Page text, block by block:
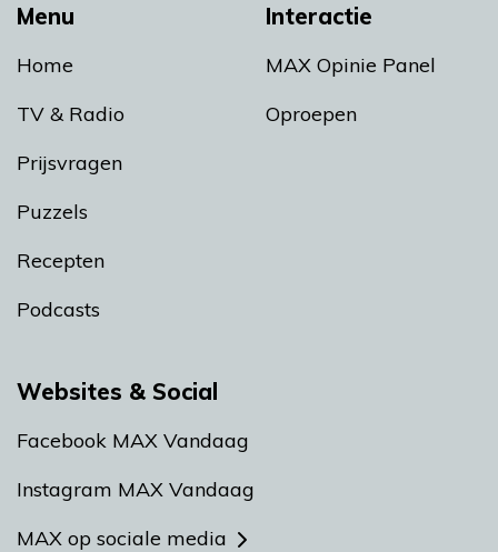
Menu
Home
TV & Radio
Prijsvragen
Puzzels
Recepten
Podcasts
Interactie
MAX Opinie Panel
Oproepen
Websites & Social
Facebook MAX Vandaag
Instagram MAX Vandaag
MAX op sociale media